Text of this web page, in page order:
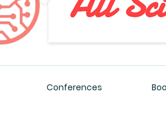
Conferences